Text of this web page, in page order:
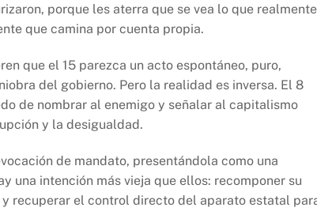
porque les aterra que se vea lo que realmente
que camina por cuenta propia.
que el 15 parezca un acto espontáneo, puro,
del gobierno. Pero la realidad es inversa. El 8
de nombrar al enemigo y señalar al capitalismo
y la desigualdad.
de mandato, presentándola como una
una intención más vieja que ellos: recomponer su
recuperar el control directo del aparato estatal